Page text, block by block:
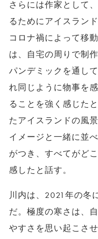
さらには作家として
るためにアイスラン
コロナ禍によって移
は、自宅の周りで制
パンデミックを通し
れ同じように物事を
ることを強く感じた
たアイスランドの風
イメージと一緒に並
がつき、すべてがど
感したと話す。
川内は、2021年の冬
だ。極度の寒さは、
やすさを思い起こさ